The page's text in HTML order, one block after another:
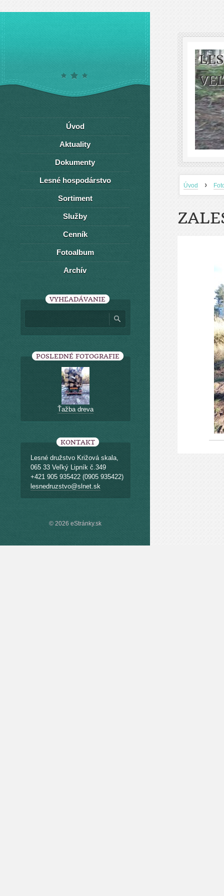
Úvod ›
Úvod
Aktuality
Dokumenty
Lesné hospodárstvo
Sortiment
Služby
Cenník
Fotoalbum
Archív
VYHĽADÁVANIE
POSLEDNÉ FOTOGRAFIE
Ťažba dreva
KONTAKT
Lesné družstvo Križová skala,
065 33 Veľký Lipník č.349
+421 905 935422 (0905 935422)
lesnedruzstvo@slnet.sk
© 2026 eStránky.sk